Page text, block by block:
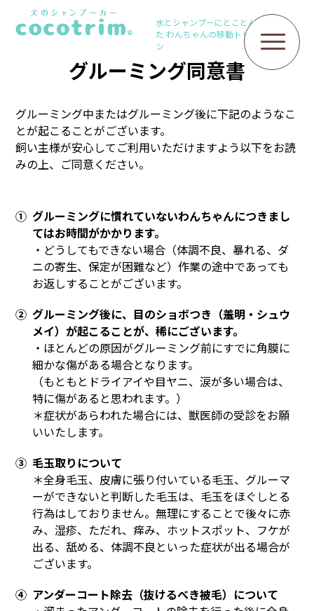
水とシャンプーにとことんこだわっ
たわんちゃんの移動トリミングサロ
ン
グルーミング同意書
グルーミング中またはグルーミング後に下記のようなこ
とが起こることがございます。
飼い主様が安心してご利用いただけますよう以下をお読
みの上、ご同意ください。
① グルーミングに慣れていないわんちゃんにつきまし
てはお時間がかかります。
・どうしてもできない場合（体調不良、暴れる、ダ
ニの寄生、保定が困難など）作業の途中であっても
お返しすることがございます。
② グルーミング後に、目のショボつき（羞明・シュウ
メイ）が起こることが、稀にございます。
・ほとんどの原因がグルーミング前にすでに角膜に
細かな傷がある場合となります。
（もともとドライアイや目ヤニ、涙が多い場合は、
特に傷があると思われます。）
＊症状があらわれた場合には、獣医師の受診をお願
いいたします。
③ 毛玉取りについて
＊全身毛玉、皮膚に張り付いている毛玉、グルーマ
ーができないと判断した毛玉は、毛玉をほぐしとる
行為はしておりません。無理にすることで後々に赤
み、湿疹、ただれ、痒み、ホットスポット、フケが
出る、舐める、体調不良といった症状が出る場合が
ございます。
④ アンダーコート除去（抜けるべき被毛）について